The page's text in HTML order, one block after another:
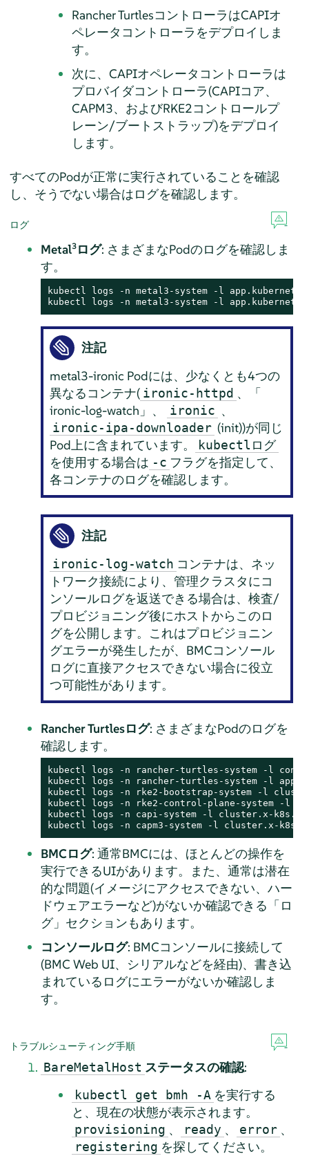
Rancher TurtlesコントローラはCAPIオ
ペレータコントローラをデプロイしま
す。
次に、CAPIオペレータコントローラは
プロバイダコントローラ(CAPIコア、
CAPM3、およびRKE2コントロールプ
レーン/ブートストラップ)をデプロイ
します。
すべてのPodが正常に実行されていることを確認
し、そうでない場合はログを確認します。
ログ
Metal3ログ: さまざまなPodのログを確認しま
す。
kubectl logs -n metal3-system -l
kubectl logs -n metal3-system -l
注記
metal3-ironic Podには、少なくとも4つの
異なるコンテナ( ironic-httpd 、「
ironic-log-watch」、
ironic 、
ironic-ipa-downloader (init))が同じ
Pod上に含まれています。
kubectlログ
を使用する場合は -c フラグを指定して、
各コンテナのログを確認します。
注記
ironic-log-watch コンテナは、ネッ
トワーク接続により、管理クラスタにコ
ンソールログを返送できる場合は、検査/
プロビジョニング後にホストからこのロ
グを公開します。これはプロビジョニン
グエラーが発生したが、BMCコンソール
ログに直接アクセスできない場合に役立
つ可能性があります。
Rancher Turtlesログ: さまざまなPodのログを
確認します。
kubectl logs -n rancher-turtles-system -l
kubectl logs -n rancher-turtles-system -l
kubectl logs -n rke2-bootstrap-system -l
kubectl logs -n rke2-control-plane-system -l
kubectl logs -n capi-system -l cluster.x-
kubectl logs -n capm3-system -l cluster.x-
BMCログ: 通常BMCには、ほとんどの操作を
実行できるUIがあります。また、通常は潜在
的な問題(イメージにアクセスできない、ハー
ドウェアエラーなど)がないか確認できる「ロ
グ」セクションもあります。
コンソールログ: BMCコンソールに接続して
(BMC Web UI、シリアルなどを経由)、書き込
まれているログにエラーがないか確認しま
す。
トラブルシューティング手順
BareMetalHost ステータスの確認:
kubectl get bmh -A を実行する
と、現在の状態が表示されます。
provisioning 、 ready 、 error 、
registering を探してください。